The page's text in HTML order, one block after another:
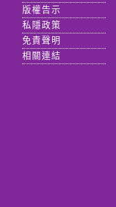
版權告示
私隱政策
免責聲明
相關連結